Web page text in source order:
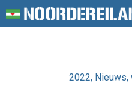
Posted
2022 Nieuws